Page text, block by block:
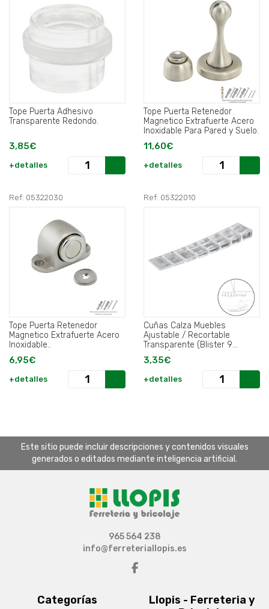
Tope Puerta Adhesivo
Transparente Redondo.
3,85€
+detalles
Tope Puerta Retenedor
Magnetico Extrafuerte Acero
Inoxidable Para Pared y Suelo.
11,60€
+detalles
Ref: 05322030
Tope Puerta Retenedor
Magnetico Extrafuerte Acero
Inoxidable..
6,95€
+detalles
Ref: 05322010
Cuñas Calza Muebles
Ajustable / Recortable
Transparente (Blister 9
Piezas).
3,35€
+detalles
Este sitio puede incluir descripciones y contenidos visuales
generados o editados mediante inteligencia artificial.
Categorías
Llopis - Ferreteria y
965 564 238
info@ferreteriallopis.es